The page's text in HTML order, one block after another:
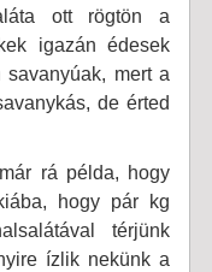
ott rögtön a
igazán édesek
mert a
de érted
rá példa, hogy
hogy pár kg
térjünk
ízlik nekünk a